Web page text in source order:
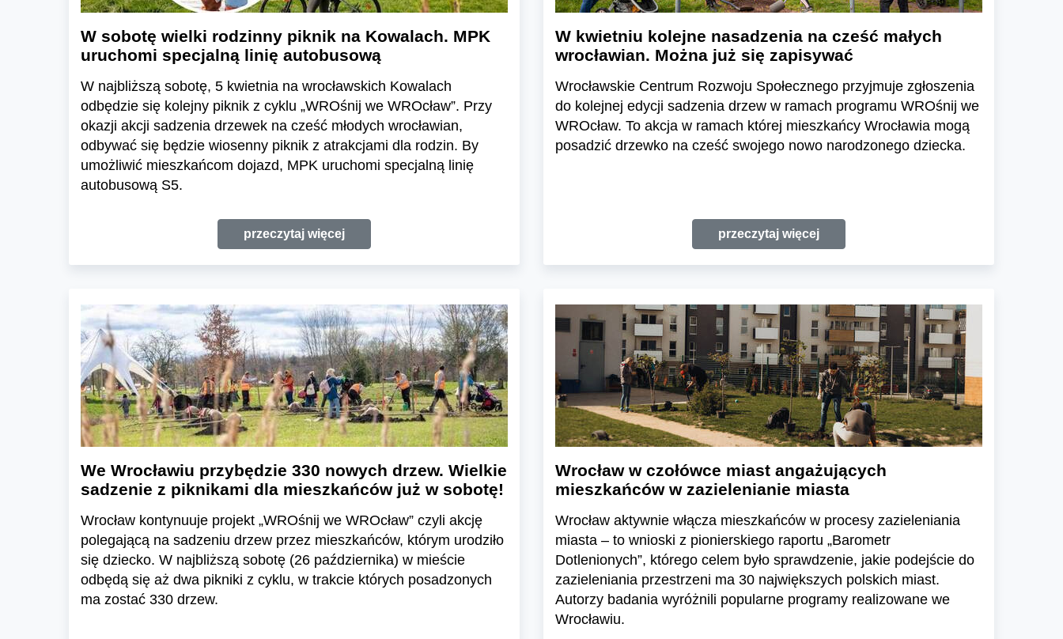
W sobotę wielki rodzinny piknik na Kowalach. MPK
uruchomi specjalną linię autobusową
W najbliższą sobotę, 5 kwietnia na wrocławskich Kowalach
odbędzie się kolejny piknik z cyklu „WROśnij we WROcław”. Przy
okazji akcji sadzenia drzewek na cześć młodych wrocławian,
odbywać się będzie wiosenny piknik z atrakcjami dla rodzin. By
umożliwić mieszkańcom dojazd, MPK uruchomi specjalną linię
autobusową S5.
przeczytaj więcej
W kwietniu kolejne nasadzenia na cześć małych
wrocławian. Można już się zapisywać
Wrocławskie Centrum Rozwoju Społecznego przyjmuje zgłoszenia
do kolejnej edycji sadzenia drzew w ramach programu WROśnij we
WROcław. To akcja w ramach której mieszkańcy Wrocławia mogą
posadzić drzewko na cześć swojego nowo narodzonego dziecka.
przeczytaj więcej
We Wrocławiu przybędzie 330 nowych drzew. Wielkie
sadzenie z piknikami dla mieszkańców już w sobotę!
Wrocław kontynuuje projekt „WROśnij we WROcław” czyli akcję
polegającą na sadzeniu drzew przez mieszkańców, którym urodziło
się dziecko. W najbliższą sobotę (26 października) w mieście
odbędą się aż dwa pikniki z cyklu, w trakcie których posadzonych
ma zostać 330 drzew.
Wrocław w czołówce miast angażujących
mieszkańców w zazielenianie miasta
Wrocław aktywnie włącza mieszkańców w procesy zazieleniania
miasta – to wnioski z pionierskiego raportu „Barometr
Dotlenionych”, którego celem było sprawdzenie, jakie podejście do
zazieleniania przestrzeni ma 30 największych polskich miast.
Autorzy badania wyróżnili popularne programy realizowane we
Wrocławiu.